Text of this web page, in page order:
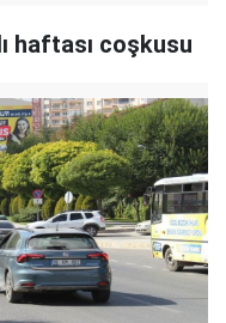
haftası coşkusu